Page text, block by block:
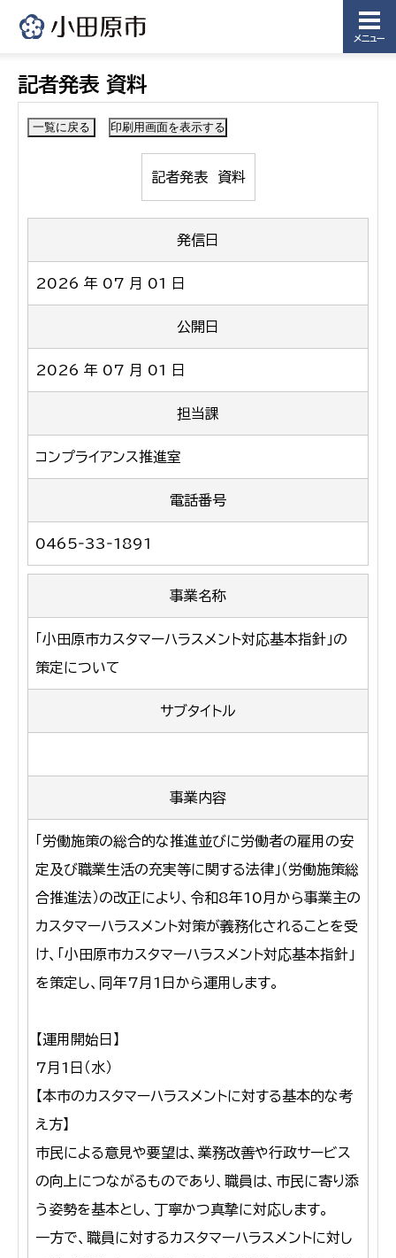
メニュー
記者発表 資料
記者発表 資料
発信日
2026 年 07 月 01 日
公開日
2026 年 07 月 01 日
担当課
コンプライアンス推進室
電話番号
0465‐33‐1891
事業名称
「小田原市カスタマーハラスメント対応基本指針」の
策定について
サブタイトル
事業内容
「労働施策の総合的な推進並びに労働者の雇用の安
定及び職業生活の充実等に関する法律」（労働施策総
合推進法）の改正により、令和8年10月から事業主の
カスタマーハラスメント対策が義務化されることを受
け、「小田原市カスタマーハラスメント対応基本指針」
を策定し、同年7月1日から運用します。
【運用開始日】
7月1日（水）
【本市のカスタマーハラスメントに対する基本的な考
え方】
市民による意見や要望は、業務改善や行政サービス
の向上につながるものであり、職員は、市民に寄り添
う姿勢を基本とし、丁寧かつ真摯に対応します。
一方で、職員に対するカスタマーハラスメントに対し